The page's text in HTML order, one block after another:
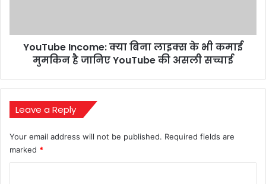
मुमकिन
सच्चाई
YouTube Income: क्या बिना लाइक्स के भी कमाई
मुमकिन है जानिए YouTube की असली सच्चाई
Leave a Reply
Your email address will not be published. Required fields are
marked *